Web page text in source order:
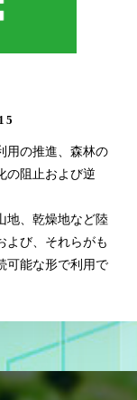
用の推進、森林の
の阻止および逆
地、乾燥地など陸
よび、それらがも
可能な形で利用で